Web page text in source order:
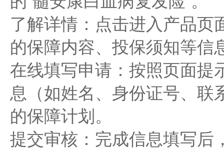
了解详情：点击进入产品页
的保障内容、投保须知等信
在线填写申请：按照页面提
息（如姓名、身份证号、联
的保障计划。
提交审核：完成信息填写后